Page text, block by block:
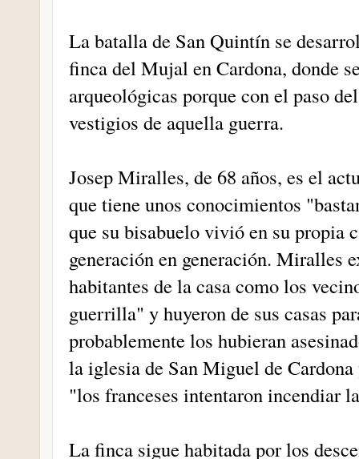
La batalla de San Quintín se
finca del Mujal en Cardona, donde
arqueológicas porque con el paso
vestigios de aquella guerra.
Josep Miralles, de 68 años, es el
que tiene unos conocimientos
que su bisabuelo vivió en su propia
generación en generación. Miralles
habitantes de la casa como los
guerrilla" y huyeron de sus casas
probablemente los hubieran
la iglesia de San Miguel de
"los franceses intentaron incendiar
La finca sigue habitada por los